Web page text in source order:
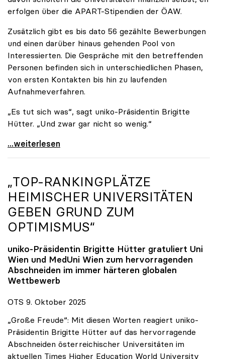
erfolgen über die APART-Stipendien der ÖAW.
Zusätzlich gibt es bis dato 56 gezählte Bewerbungen
und einen darüber hinaus gehenden Pool von
Interessierten. Die Gespräche mit den betreffenden
Personen befinden sich in unterschiedlichen Phasen,
von ersten Kontakten bis hin zu laufenden
Aufnahmeverfahren.
„Es tut sich was“, sagt uniko-Präsidentin Brigitte
Hütter. „Und zwar gar nicht so wenig.“
Reges Interesse von US-Forscher:innen an
...weiterlesen
„TOP-RANKINGPLÄTZE
HEIMISCHER UNIVERSITÄTEN
GEBEN GRUND ZUM
OPTIMISMUS“
uniko-Präsidentin Brigitte Hütter gratuliert Uni
Wien und MedUni Wien zum hervorragenden
Abschneiden im immer härteren globalen
Wettbewerb
OTS 9. Oktober 2025
„Große Freude“: Mit diesen Worten reagiert uniko-
Präsidentin Brigitte Hütter auf das hervorragende
Abschneiden österreichischer Universitäten im
aktuellen Times Higher Education World University